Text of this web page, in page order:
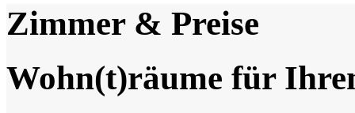
Zimmer & Preise
Wohn(t)räume für